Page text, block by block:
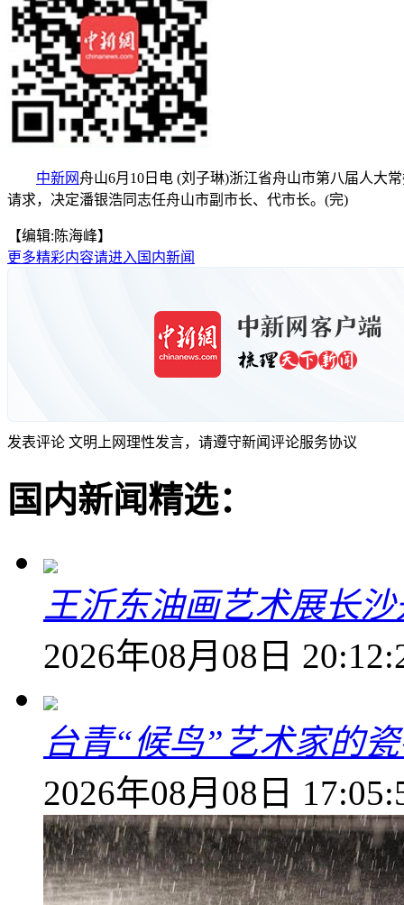
中新网舟山6月10日电 (刘子琳)浙江省舟山市第八届人大
请求，决定潘银浩同志任舟山市副市长、代市长。(完)
【编辑:陈海峰】
更多精彩内容请进入国内新闻
发表评论 文明上网理性发言，请遵守新闻评论服务协议
国内新闻精选：
王沂东油画艺术展长
2026年08月08日
台青“候鸟”艺术家的
2026年08月08日